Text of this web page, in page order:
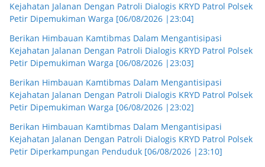
Kejahatan Jalanan Dengan Patroli Dialogis KRYD Patrol Polsek
Petir Dipemukiman Warga [06/08/2026 |23:04]
Berikan Himbauan Kamtibmas Dalam Mengantisipasi
Kejahatan Jalanan Dengan Patroli Dialogis KRYD Patrol Polsek
Petir Dipemukiman Warga [06/08/2026 |23:03]
Berikan Himbauan Kamtibmas Dalam Mengantisipasi
Kejahatan Jalanan Dengan Patroli Dialogis KRYD Patrol Polsek
Petir Dipemukiman Warga [06/08/2026 |23:02]
Berikan Himbauan Kamtibmas Dalam Mengantisipasi
Kejahatan Jalanan Dengan Patroli Dialogis KRYD Patrol Polsek
Petir Diperkampungan Penduduk [06/08/2026 |23:10]